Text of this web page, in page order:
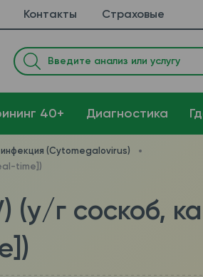
Контакты Страховые
40+ Диагностика
(Cytomegalovirus)
time])
(у/г соскоб,